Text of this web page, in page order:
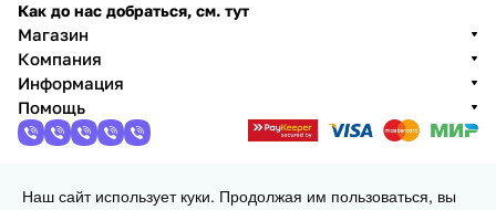
Как до нас добраться, см. тут
Магазин
Компания
Информация
Помощь
2013 - 2026 © 3DiY (Тридиай) - интернет-магазин
Наш сайт использует куки. Продолжая им пользоваться, вы